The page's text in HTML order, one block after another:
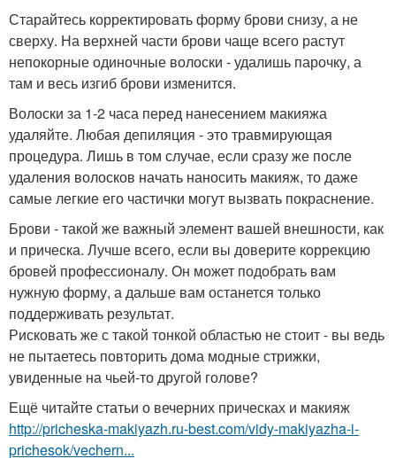
Старайтесь корректировать форму брови снизу, а не
сверху. На верхней части брови чаще всего растут
непокорные одиночные волоски - удалишь парочку, а
там и весь изгиб брови изменится.
Волоски за 1-2 часа перед нанесением макияжа
удаляйте. Любая депиляция - это травмирующая
процедура. Лишь в том случае, если сразу же после
удаления волосков начать наносить макияж, то даже
самые легкие его частички могут вызвать покраснение.
Брови - такой же важный элемент вашей внешности, как
и прическа. Лучше всего, если вы доверите коррекцию
бровей профессионалу. Он может подобрать вам
нужную форму, а дальше вам останется только
поддерживать результат.
Рисковать же с такой тонкой областью не стоит - вы ведь
не пытаетесь повторить дома модные стрижки,
увиденные на чьей-то другой голове?
Ещё читайте статьи о вечерних прическах и макияж
http://pricheska-makiyazh.ru-best.com/vidy-makiyazha-i-
prichesok/vechern...